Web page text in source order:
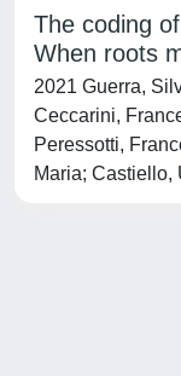
The coding
When roots
2021 Guerra,
Ceccarini,
Peressotti,
Maria; Castiello,